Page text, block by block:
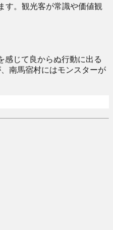
す。観光客が常識や価値観
感じて良からぬ行動に出る
南馬宿村にはモンスターが